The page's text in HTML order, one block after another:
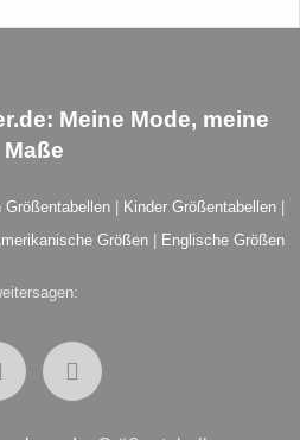
: Meine Mode, meine
Maße
Größentabellen| Kinder Größentabellen|
Größen Englische Größen